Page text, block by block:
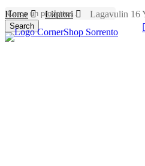
Skip
to
main
content
Search
Close
Home Liquori Lagavulin 16